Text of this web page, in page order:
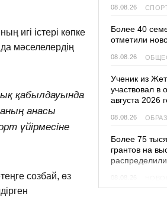
игі істері көпке
да мәселелердің
қабылдауында
анасы
үйірмесіне
созбай, өз
08.08.26
Более 40
отметили
08.08.26
Ученик из
участвовал в
августа 2026
08.08.26
Более 75
грантов на